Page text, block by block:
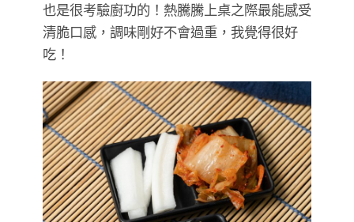
也是很考驗廚功的！熱騰騰上桌之際最能感受
清脆口感，調味剛好不會過重，我覺得很好
吃！